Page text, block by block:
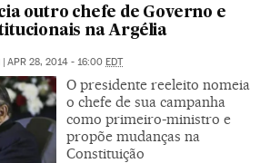
outro chefe de Governo e
na Argélia
| APR 28, 2014 - 16:00 EDT
O presidente reeleito nomeia
o chefe de sua campanha
como primeiro-ministro e
propõe mudanças na
Constituição